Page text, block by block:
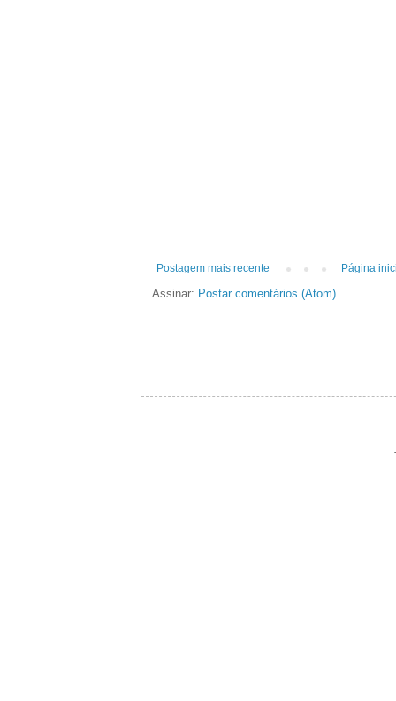
Postagem mais recente Página
Assinar: Postar comentários (Atom)